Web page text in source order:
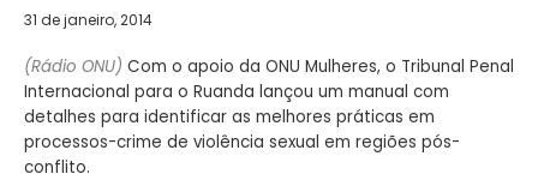
31 de janeiro, 2014
(Rádio ONU) Com o apoio da ONU Mulheres, o Tribunal Penal
Internacional para o Ruanda lançou um manual com
detalhes para identificar as melhores práticas em
processos-crime de violência sexual em regiões pós-
conflito.